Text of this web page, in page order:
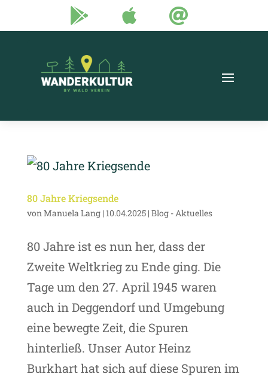
  
80 Jahre Kriegsende
vonManuela Lang| 10.04.2025| Blog - Aktuelles
80 Jahre ist es nun her, dass der
Zweite Weltkrieg zu Ende ging. Die
Tage um den 27. April 1945 waren
auch in Deggendorf und Umgebung
eine bewegte Zeit, die Spuren
hinterließ. Unser Autor Heinz
Burkhart hat sich auf diese Spuren im